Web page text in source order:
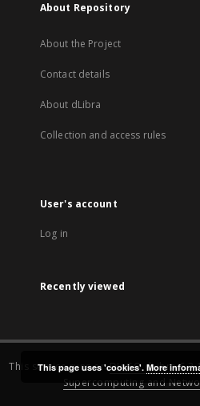
About Repository
About the Project
Contact details
About dLibra
Collection and access rules
User's account
Log in
Recently viewed
This service runs onDInGO dLibra
Supercomputing and
This page uses 'cookies'. More